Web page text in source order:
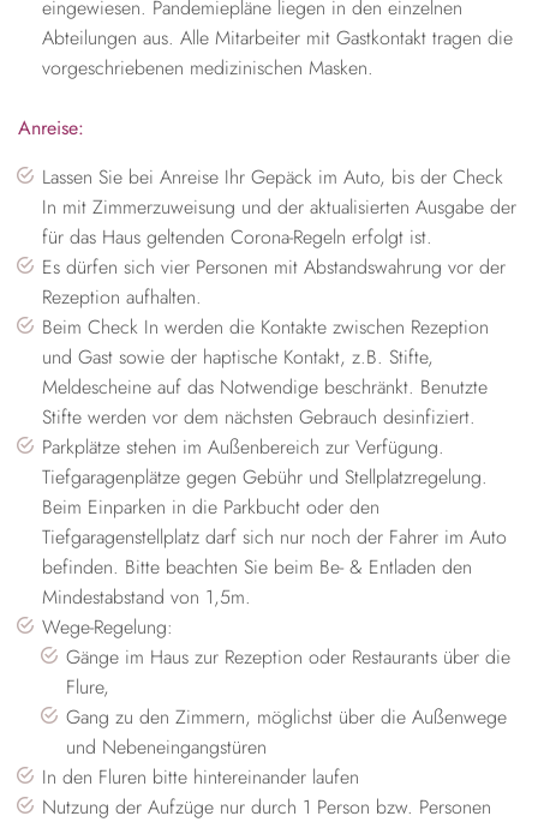
eingewiesen. Pandemiepläne liegen in den einzelnen
Abteilungen aus. Alle Mitarbeiter mit Gastkontakt tragen die
vorgeschriebenen medizinischen Masken.
Anreise:
Lassen Sie bei Anreise Ihr Gepäck im Auto, bis der Check
In mit Zimmerzuweisung und der aktualisierten Ausgabe der
für das Haus geltenden Corona-Regeln erfolgt ist.
Es dürfen sich vier Personen mit Abstandswahrung vor der
Rezeption aufhalten.
Beim Check In werden die Kontakte zwischen Rezeption
und Gast sowie der haptische Kontakt, z.B. Stifte,
Meldescheine auf das Notwendige beschränkt. Benutzte
Stifte werden vor dem nächsten Gebrauch desinfiziert.
Parkplätze stehen im Außenbereich zur Verfügung.
Tiefgaragenplätze gegen Gebühr und Stellplatzregelung.
Beim Einparken in die Parkbucht oder den
Tiefgaragenstellplatz darf sich nur noch der Fahrer im Auto
befinden. Bitte beachten Sie beim Be- & Entladen den
Mindestabstand von 1,5m.
Wege-Regelung:
Gänge im Haus zur Rezeption oder Restaurants über die
Flure,
Gang zu den Zimmern, möglichst über die Außenwege
und Nebeneingangstüren
In den Fluren bitte hintereinander laufen
Nutzung der Aufzüge nur durch 1 Person bzw. Personen